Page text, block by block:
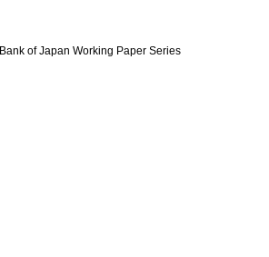
Bank of Japan Working Paper Series